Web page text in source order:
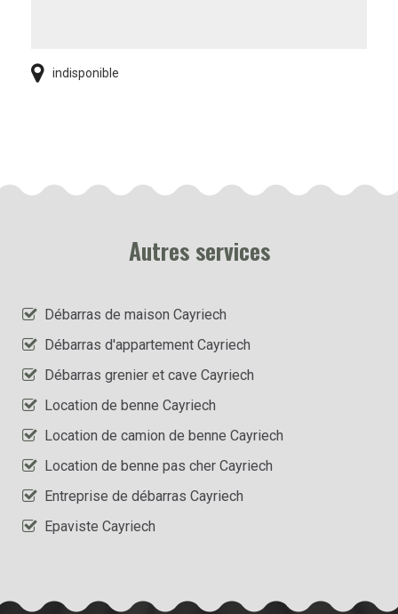
indisponible
Autres services
Débarras de maison Cayriech
Débarras d'appartement Cayriech
Débarras grenier et cave Cayriech
Location de benne Cayriech
Location de camion de benne Cayriech
Location de benne pas cher Cayriech
Entreprise de débarras Cayriech
Epaviste Cayriech